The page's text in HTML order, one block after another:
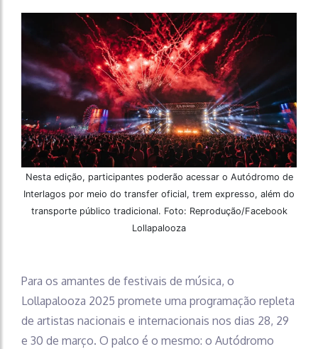
Nesta edição, participantes poderão acessar o Autódromo de
Interlagos por meio do transfer oficial, trem expresso, além do
transporte público tradicional. Foto: Reprodução/Facebook
Lollapalooza
Para os amantes de festivais de música, o
Lollapalooza 2025 promete uma programação repleta
de artistas nacionais e internacionais nos dias 28, 29
e 30 de março. O palco é o mesmo: o Autódromo